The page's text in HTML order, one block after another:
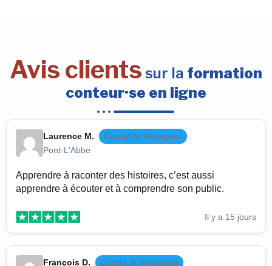
Avis clients sur la formation
conteur·se en ligne
Laurence M.
Cantin le Voyageur
Pont-L'Abbe
Apprendre à raconter des histoires, c’est aussi
apprendre à écouter et à comprendre son public.
Il y a 15 jours
François D.
Cantin le Voyageur